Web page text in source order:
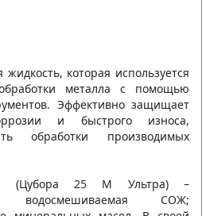
которая используется
металла с помощью
Эффективно защищает
и быстрого износа,
обработки производимых
(Цубора 25 М Ультра) –
водосмешиваемая СОЖ;